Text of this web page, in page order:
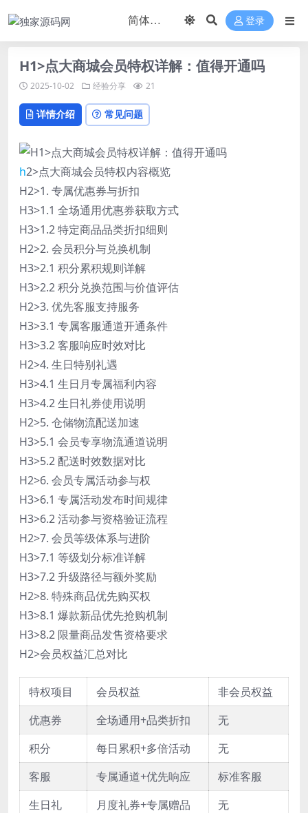
登录
H1>点大商城会员特权详解：值得开通吗
2025-10-02 经验分享 21
详情介绍 常见问题
h2>点大商城会员特权内容概览
H2>1. 专属优惠券与折扣
H3>1.1 全场通用优惠券获取方式
H3>1.2 特定商品品类折扣细则
H2>2. 会员积分与兑换机制
H3>2.1 积分累积规则详解
H3>2.2 积分兑换范围与价值评估
H2>3. 优先客服支持服务
H3>3.1 专属客服通道开通条件
H3>3.2 客服响应时效对比
H2>4. 生日特别礼遇
H3>4.1 生日月专属福利内容
H3>4.2 生日礼券使用说明
H2>5. 仓储物流配送加速
H3>5.1 会员专享物流通道说明
H3>5.2 配送时效数据对比
H2>6. 会员专属活动参与权
H3>6.1 专属活动发布时间规律
H3>6.2 活动参与资格验证流程
H2>7. 会员等级体系与进阶
H3>7.1 等级划分标准详解
H3>7.2 升级路径与额外奖励
H2>8. 特殊商品优先购买权
H3>8.1 爆款新品优先抢购机制
H3>8.2 限量商品发售资格要求
H2>会员权益汇总对比
特权项目 会员权益
非会员权益
优惠券
全场通用+品类折扣
无
积分
每日累积+多倍活动
无
客服
专属通道+优先响应
标准客服
生日礼
月度礼券+专属赠品
无